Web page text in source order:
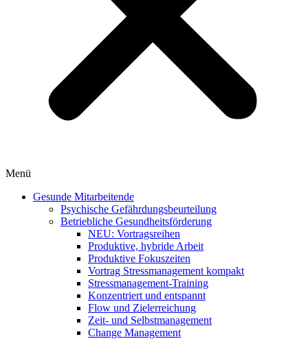
Menü
Gesunde Mitarbeitende
Psychische Gefährdungsbeurteilung
Betriebliche Gesundheitsförderung
NEU: Vortragsreihen
Produktive, hybride Arbeit
Produktive Fokuszeiten
Vortrag Stressmanagement kompakt
Stressmanagement-Training
Konzentriert und entspannt
Flow und Zielerreichung
Zeit- und Selbstmanagement
Change Management